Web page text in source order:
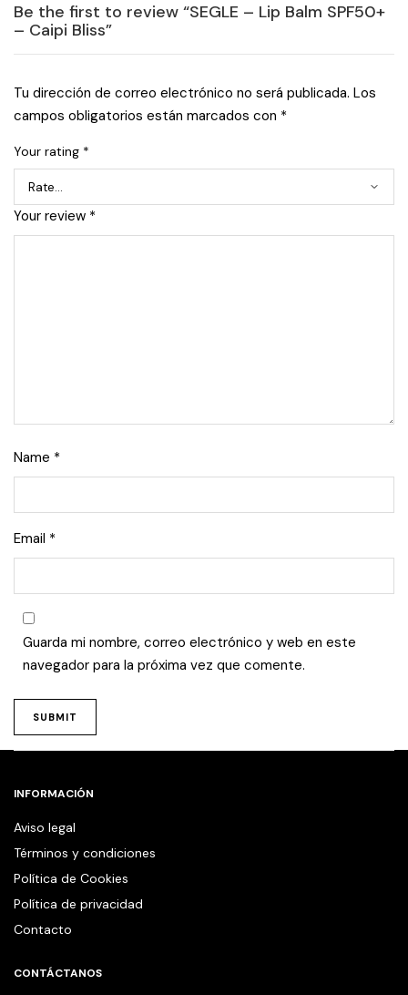
Be the first to review “SEGLE – Lip Balm SPF50+
– Caipi Bliss”
Tu dirección de correo electrónico no será publicada. Los
campos obligatorios están marcados con *
Your rating *
Your review *
Name *
Email *
Guarda mi nombre, correo electrónico y web en este
navegador para la próxima vez que comente.
INFORMACIÓN
Aviso legal
Términos y condiciones
Política de Cookies
Política de privacidad
Contacto
CONTÁCTANOS